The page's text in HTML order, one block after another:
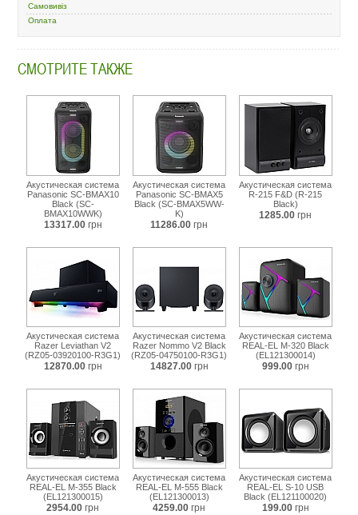
04760100-
Самовивіз
Оплата
СМОТРИТЕ ТАКЖЕ
Акустическая система
Panasonic SC-BMAX10
Black (SC-
BMAX10WWK)
13317.00 грн
Акустическая система
Panasonic SC-BMAX5
Black (SC-BMAX5WW-
K)
11286.00 грн
Акустическая система
R-215 F&D (R-215
Black)
1285.00 грн
Акустическая система
Razer Leviathan V2
(RZ05-03920100-R3G1)
12870.00 грн
Акустическая система
Razer Nommo V2 Black
(RZ05-04750100-R3G1)
14827.00 грн
Акустическая система
REAL-EL M-320 Black
(EL121300014)
999.00 грн
Акустическая система
REAL-EL M-355 Black
(EL121300015)
2954.00 грн
Акустическая система
REAL-EL M-555 Black
(EL121300013)
4259.00 грн
Акустическая система
REAL-EL S-10 USB
Black (EL121100020)
199.00 грн